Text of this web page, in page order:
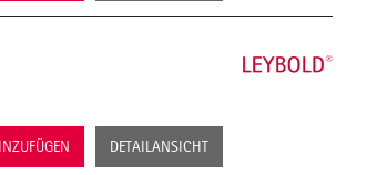
DETAILANSICHT